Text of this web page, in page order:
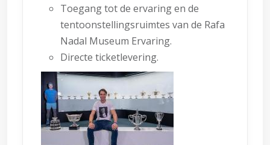
Toegang tot de ervaring en de
tentoonstellingsruimtes van de Rafa
Nadal Museum Ervaring.
Directe ticketlevering.